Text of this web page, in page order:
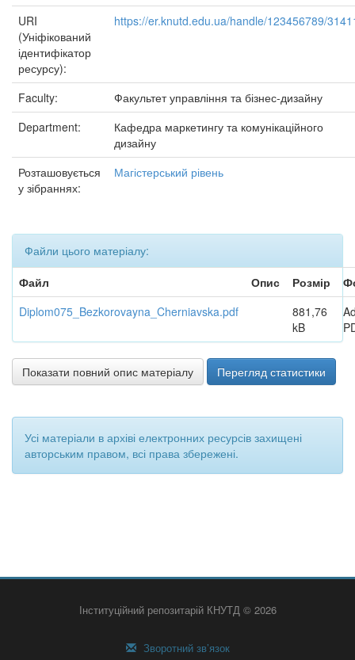
URI
(Уніфікований
ідентифікатор
ресурсу):
https://er.knutd.edu.ua/handle/123456789/
Faculty:
Факультет управління та бізнес-дизайну
Department:
Кафедра маркетингу та комунікаційного
дизайну
Розташовується
у зібраннях:
Магістерський рівень
Файли цього матеріалу:
Файл
Опис Розмір
Diplom075_Bezkorovayna_Cherniavska.pdf
881,76
kB
Показати повний опис матеріалу Перегляд статистики
Усі матеріали в архіві електронних ресурсів захищені
авторським правом, всі права збережені.
Інституційний репозитарій КНУТД © 2026
Зворотний зв’язок